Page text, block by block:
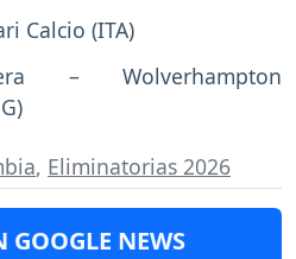
Calcio (ITA)
– Wolverhampton
, Eliminatorias 2026
GOOGLE NEWS